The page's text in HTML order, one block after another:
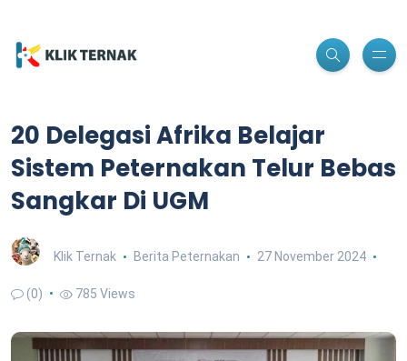
20 Delegasi Afrika Belajar
Sistem Peternakan Telur Bebas
Sangkar Di UGM
Klik Ternak Berita Peternakan 27 November 2024
(0) 785 Views